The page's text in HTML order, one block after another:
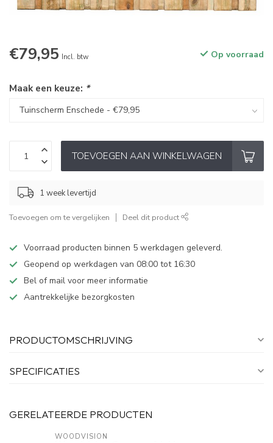
€79,95 Incl. btw Op voorraad
Maak een keuze: *
TOEVOEGEN AAN WINKELWAGEN
1 week levertijd
Toevoegen om te vergelijken Deel dit product
Voorraad producten binnen 5 werkdagen geleverd.
Geopend op werkdagen van 08:00 tot 16:30
Bel of mail voor meer informatie
Aantrekkelijke bezorgkosten
PRODUCTOMSCHRIJVING
SPECIFICATIES
GERELATEERDE PRODUCTEN
WOODVISION